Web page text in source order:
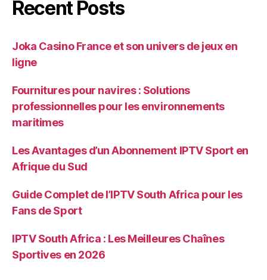
Recent Posts
Joka Casino France et son univers de jeux en
ligne
Fournitures pour navires : Solutions
professionnelles pour les environnements
maritimes
Les Avantages d’un Abonnement IPTV Sport en
Afrique du Sud
Guide Complet de l’IPTV South Africa pour les
Fans de Sport
IPTV South Africa : Les Meilleures Chaînes
Sportives en 2026